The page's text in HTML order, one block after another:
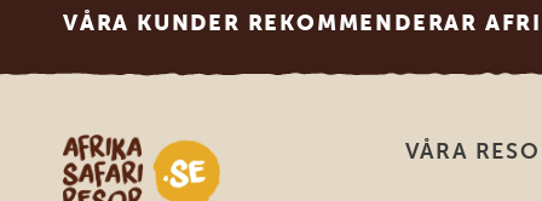
VÅRA KUNDER REKOMMENDERAR
Safari-resor i Afrika VÅRA